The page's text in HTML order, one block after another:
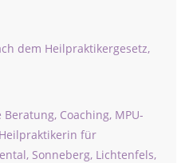
dem Heilpraktikergesetz,
Coaching, MPU-
für
Sonneberg, Lichtenfels,